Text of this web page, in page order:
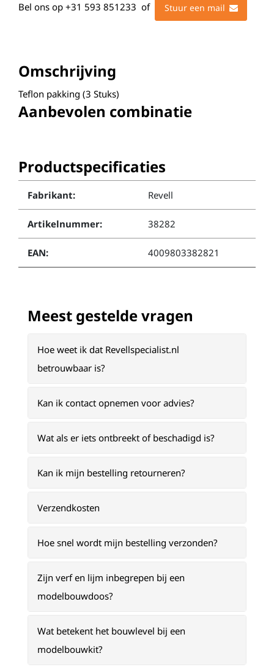
Bel ons op +31 593 851233 of Stuur een mail
Omschrijving
Teflon pakking (3 Stuks)
Aanbevolen combinatie
Productspecificaties
Fabrikant: Revell
Artikelnummer: 38282
EAN: 4009803382821
Meest gestelde vragen
Hoe weet ik dat Revellspecialist.nl
betrouwbaar is?
Kan ik contact opnemen voor advies?
Wat als er iets ontbreekt of beschadigd is?
Kan ik mijn bestelling retourneren?
Verzendkosten
Hoe snel wordt mijn bestelling verzonden?
Zijn verf en lijm inbegrepen bij een
modelbouwdoos?
Wat betekent het bouwlevel bij een
modelbouwkit?